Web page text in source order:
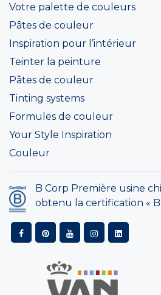
Votre palette de couleurs
Pâtes de couleur
Inspiration pour l’intérieur
Teinter la peinture
Pâtes de couleur
Tinting systems
Formules de couleur
Your Style Inspiration
Couleur
B Corp Première usine
obtenu la certification « B